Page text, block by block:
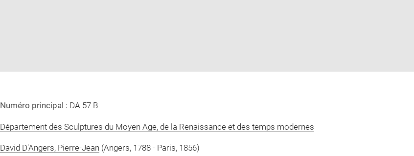
Numéro principal : DA 57 B
Département des Sculptures du Moyen Age, de la Renaissance et des temps modernes
David D'Angers, Pierre-Jean (Angers, 1788 - Paris, 1856)